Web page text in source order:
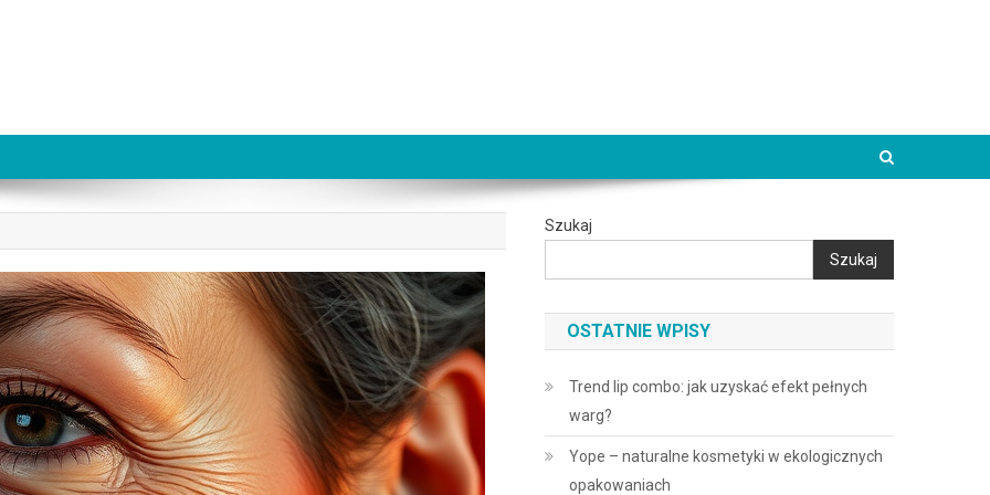
Szukaj
Szukaj
OSTATNIE WPISY
Trend lip combo: jak uzyskać efekt pełnych
warg?
Yope – naturalne kosmetyki w ekologicznych
opakowaniach